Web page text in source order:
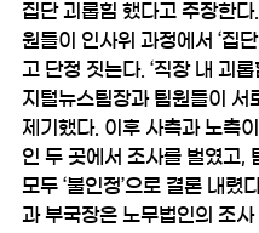
집단 괴롭힘 했다고 주장한다
원들이 인사위 과정에서 ‘집
고 단정 짓는다. ‘직장 내 괴롭
지털뉴스팀장과 팀원들이 서
제기했다. 이후 사측과 노측
인 두 곳에서 조사를 벌였고,
모두 ‘불인정’으로 결론 내렸
과 부국장은 노무법인의 조사